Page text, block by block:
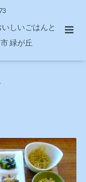
いしいごはんと
緑が丘